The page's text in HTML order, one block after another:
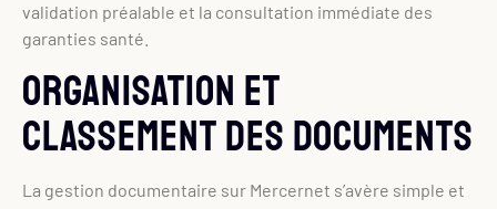
validation préalable et la consultation immédiate des
garanties santé.
Organisation et
classement des documents
La gestion documentaire sur Mercernet s’avère simple et